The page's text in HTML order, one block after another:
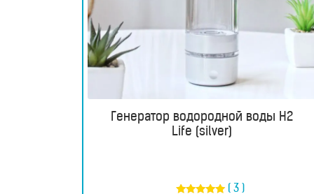
Генератор водородной воды H2
Life (silver)
( 3 )